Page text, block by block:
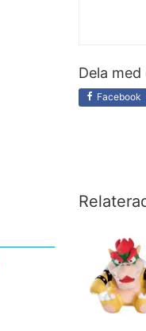
Dela med
Facebook